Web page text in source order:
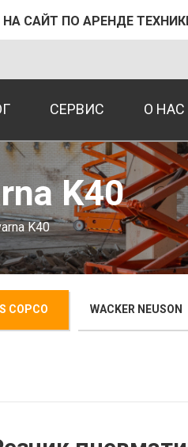
НА САЙТ ПО АРЕНДЕ
СЕРВИС О НАС
K40
K40
COPCO WACKER NEUSON